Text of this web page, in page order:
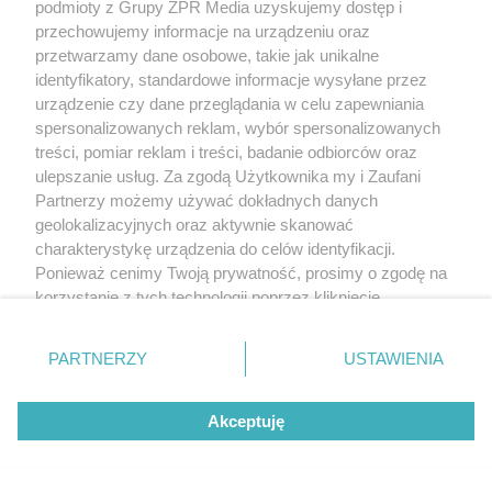
Ewa Woydyłło kaja się po
skandalicznych słowach o Idze
Świątek. "Jest mi wstyd"
ZOBACZ WIĘCEJ
podmioty z Grupy ZPR Media uzyskujemy dostęp i
przechowujemy informacje na urządzeniu oraz
przetwarzamy dane osobowe, takie jak unikalne
identyfikatory, standardowe informacje wysyłane przez
urządzenie czy dane przeglądania w celu zapewniania
spersonalizowanych reklam, wybór spersonalizowanych
treści, pomiar reklam i treści, badanie odbiorców oraz
ulepszanie usług. Za zgodą Użytkownika my i Zaufani
Partnerzy możemy używać dokładnych danych
geolokalizacyjnych oraz aktywnie skanować
charakterystykę urządzenia do celów identyfikacji.
Ponieważ cenimy Twoją prywatność, prosimy o zgodę na
korzystanie z tych technologii poprzez kliknięcie
zmienić/wycofać klikając przycisk ustawień prywatności
znajdujący się w lewym dolnym rogu strony
rodzaje przetwarzania danych nie wymagają zgody
użytkownika, ale masz prawo sprzeciwić się takiemu
przetwarzaniu. Preferencje będą miały zastosowanie tylko
PARTNERZY USTAWIENIA
Akceptuję